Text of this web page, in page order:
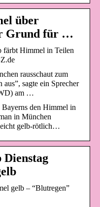
über
Grund für …
färbt Himmel in Teilen
rausschaut zum
sagte ein Sprecher
am …
Bayerns den Himmel in
in München
gelb-rötlich…
Dienstag
gelb – “Blutregen”